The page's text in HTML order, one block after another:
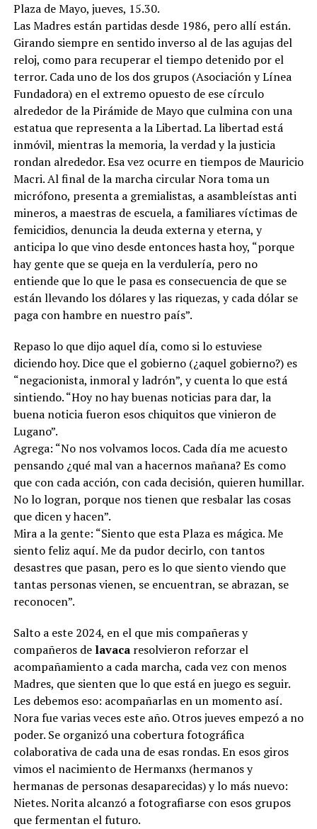
Plaza de Mayo, jueves, 15.30.
Las Madres están partidas desde 1986, pero allí están.
Girando siempre en sentido inverso al de las agujas del
reloj, como para recuperar el tiempo detenido por el
terror. Cada uno de los dos grupos (Asociación y Línea
Fundadora) en el extremo opuesto de ese círculo
alrededor de la Pirámide de Mayo que culmina con una
estatua que representa a la Libertad. La libertad está
inmóvil, mientras la memoria, la verdad y la justicia
rondan alrededor. Esa vez ocurre en tiempos de Mauricio
Macri. Al final de la marcha circular Nora toma un
micrófono, presenta a gremialistas, a asambleístas anti
mineros, a maestras de escuela, a familiares víctimas de
femicidios, denuncia la deuda externa y eterna, y
anticipa lo que vino desde entonces hasta hoy, “porque
hay gente que se queja en la verdulería, pero no
entiende que lo que le pasa es consecuencia de que se
están llevando los dólares y las riquezas, y cada dólar se
paga con hambre en nuestro país”.
Repaso lo que dijo aquel día, como si lo estuviese
diciendo hoy. Dice que el gobierno (¿aquel gobierno?) es
“negacionista, inmoral y ladrón”, y cuenta lo que está
sintiendo. “Hoy no hay buenas noticias para dar, la
buena noticia fueron esos chiquitos que vinieron de
Lugano”.
Agrega: “No nos volvamos locos. Cada día me acuesto
pensando ¿qué mal van a hacernos mañana? Es como
que con cada acción, con cada decisión, quieren humillar.
No lo logran, porque nos tienen que resbalar las cosas
que dicen y hacen”.
Mira a la gente: “Siento que esta Plaza es mágica. Me
siento feliz aquí. Me da pudor decirlo, con tantos
desastres que pasan, pero es lo que siento viendo que
tantas personas vienen, se encuentran, se abrazan, se
reconocen”.
Salto a este 2024, en el que mis compañeras y
compañeros de lavacaresolvieron reforzar el
acompañamiento a cada marcha, cada vez con menos
Madres, que sienten que lo que está en juego es seguir.
Les debemos eso: acompañarlas en un momento así.
Nora fue varias veces este año. Otros jueves empezó a no
poder. Se organizó una cobertura fotográfica
colaborativa de cada una de esas rondas. En esos giros
vimos el nacimiento de Hermanxs (hermanos y
hermanas de personas desaparecidas) y lo más nuevo:
Nietes. Norita alcanzó a fotografiarse con esos grupos
que fermentan el futuro.